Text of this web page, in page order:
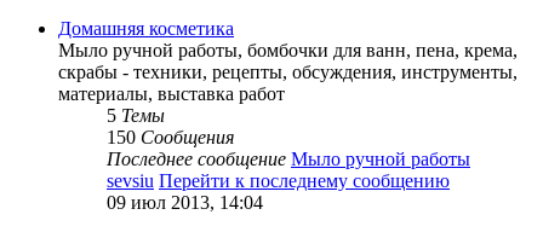
Домашняя косметика
Мыло ручной работы, бомбочки для ванн, пена, крема,
скрабы - техники, рецепты, обсуждения, инструменты,
материалы, выставка работ
5 Темы
150 Сообщения
Последнее сообщение Мыло ручной работы
sevsiu Перейти к последнему сообщению
09 июл 2013, 14:04